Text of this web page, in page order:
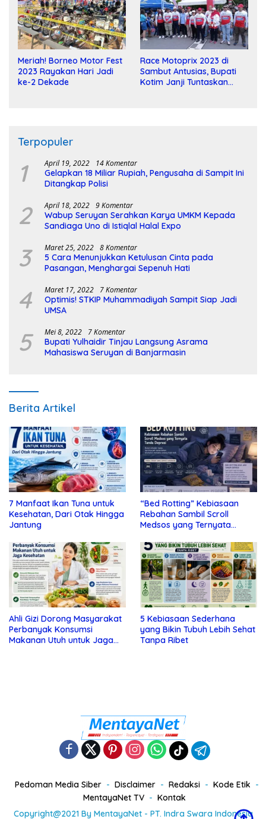
Meriah! Borneo Motor Fest
2023 Rayakan Hari Jadi
ke-2 Dekade
Race Motoprix 2023 di
Sambut Antusias, Bupati
Kotim Janji Tuntaskan
Terpopuler
1 April 19, 2022 14 Komentar
Gelapkan 18 Miliar Rupiah, Pengusaha di Sampit Ini
Ditangkap Polisi
2 April 18, 2022 9 Komentar
Wabup Seruyan Serahkan Karya UMKM Kepada
Sandiaga Uno di Istiqlal Halal Expo
3 Maret 25, 2022 8 Komentar
5 Cara Menunjukkan Ketulusan Cinta pada
Pasangan, Menghargai Sepenuh Hati
4 Maret 17, 2022 7 Komentar
Optimis! STKIP Muhammadiyah Sampit Siap Jadi
UMSA
5 Mei 8, 2022 7 Komentar
Bupati Yulhaidir Tinjau Langsung Asrama
Mahasiswa Seruyan di Banjarmasin
Berita Artikel
7 Manfaat Ikan Tuna untuk
Kesehatan, Dari Otak Hingga
Jantung
“Bed Rotting” Kebiasaan
Rebahan Sambil Scroll
Medsos yang Ternyata
Ahli Gizi Dorong Masyarakat
Perbanyak Konsumsi
Makanan Utuh untuk Jaga
5 Kebiasaan Sederhana
yang Bikin Tubuh Lebih Sehat
Tanpa Ribet
Pedoman Media Siber Disclaimer Redaksi
Kode Etik
MentayaNet TV
Kontak
Copyright@2021 By MentayaNet - PT. Indra Swara Indonesia